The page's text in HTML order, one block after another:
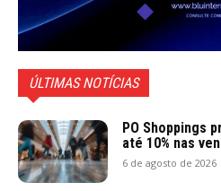
ÚLTIMAS NOTÍCIAS
PO Shoppings
até 10% nas
6 de agosto de 2026